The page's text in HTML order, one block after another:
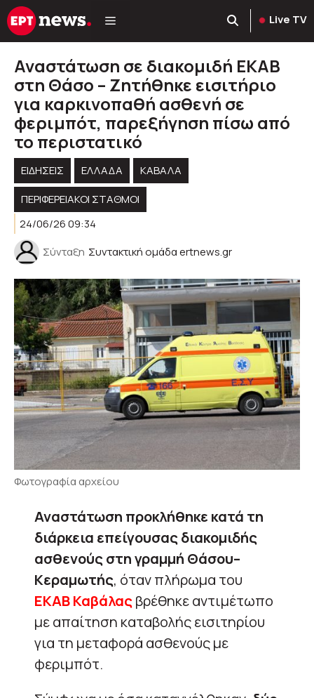
Μετάβαση
σε
Live TV
Αναστάτωση σε διακομιδή ΕΚΑΒ
στη Θάσο – Ζητήθηκε εισιτήριο
για καρκινοπαθή ασθενή σε
φεριμπότ, παρεξήγηση πίσω από
το περιστατικό
ΕΙΔΗΣΕΙΣ ΕΛΛΑΔΑ
ΚΑΒΑΛΑ
ΠΕΡΙΦΕΡΕΙΑΚΟΊ ΣΤΑΘΜΟΊ
24/06/26 09:34
Σύνταξη Συντακτική ομάδα ertnews.gr
Φωτογραφία αρχείου
Αναστάτωση προκλήθηκε κατά τη
διάρκεια επείγουσας διακομιδής
ασθενούς στη γραμμή Θάσου–
Κεραμωτής, όταν πλήρωμα του
ΕΚΑΒ Καβάλαςβρέθηκε αντιμέτωπο
με απαίτηση καταβολής εισιτηρίου
για τη μεταφορά ασθενούς με
φεριμπότ.